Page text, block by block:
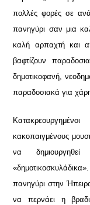
πολλές φορές σε
πανηγύρι σαν μια
καλή αρπαχτή και
βαφτίζουν
δημοτικοφανή,
παραδοσιακά για
κακοπαιγμένους
να
πανηγύρι στην
να περνάει η